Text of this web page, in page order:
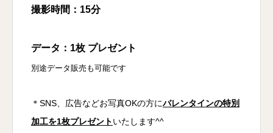
撮影時間：15分
データ：1枚 プレゼント
別途データ販売も可能です
＊SNS、広告などお写真OKの方にバレンタインの特別
加工を1枚プレゼントいたします^^